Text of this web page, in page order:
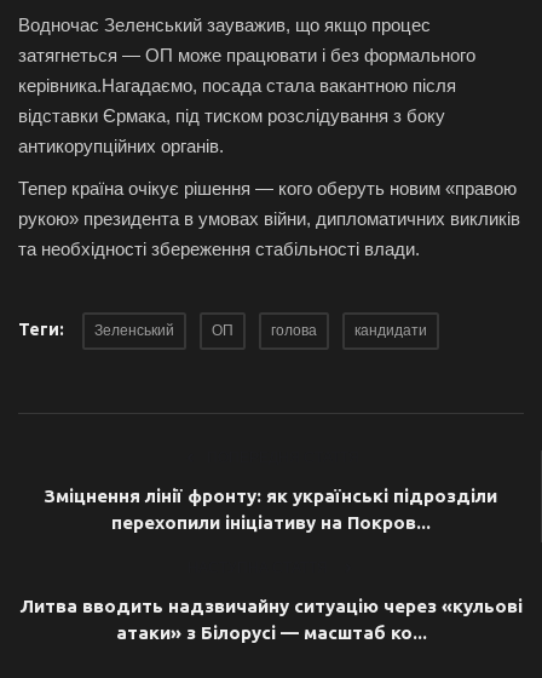
Водночас Зеленський зауважив, що якщо процес
затягнеться — ОП може працювати і без формального
керівника.Нагадаємо, посада стала вакантною після
відставки Єрмака, під тиском розслідування з боку
антикорупційних органів.
Тепер країна очікує рішення — кого оберуть новим «правою
рукою» президента в умовах війни, дипломатичних викликів
та необхідності збереження стабільності влади.
Теги: Зеленський ОП голова кандидати
Зміцнення лінії фронту: як українські підрозділи
перехопили ініціативу на Покров...
Литва вводить надзвичайну ситуацію через «кульові
атаки» з Білорусі — масштаб ко...